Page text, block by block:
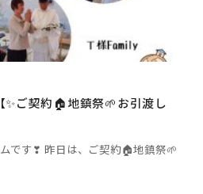
ご契約🏠地鎮祭🌱お引渡し
です❣ 昨日は、ご契約🏠地鎮祭🌱